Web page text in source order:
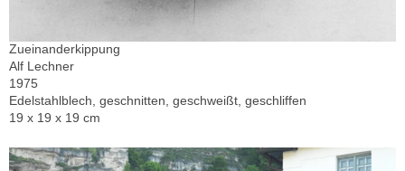
Zueinanderkippung
Alf Lechner
1975
Edelstahlblech, geschnitten, geschweißt, geschliffen
19 x 19 x 19 cm